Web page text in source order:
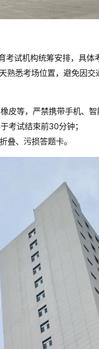
试机构统筹安排，具体
悉考场位置，避免因交
皮等，严禁携带手机、智
考试结束前30分钟；
叠、污损答题卡。